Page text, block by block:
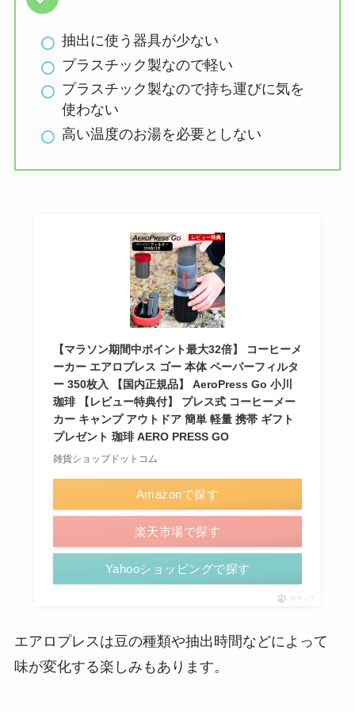
抽出に使う器具が少ない
プラスチック製なので軽い
プラスチック製なので持ち運びに気を
使わない
高い温度のお湯を必要としない
【マラソン期間中ポイント最大32倍】 コーヒーメ
ーカー エアロプレス ゴー 本体 ペーパーフィルタ
ー 350枚入 【国内正規品】 AeroPress Go 小川
珈琲 【レビュー特典付】 プレス式 コーヒーメー
カー キャンプ アウトドア 簡単 軽量 携帯 ギフト
プレゼント 珈琲 AERO PRESS GO
雑貨ショップドットコム
Amazonで探す
楽天市場で探す
Yahooショッピングで探す
ポチップ
エアロプレスは豆の種類や抽出時間などによって
味が変化する楽しみもあります。